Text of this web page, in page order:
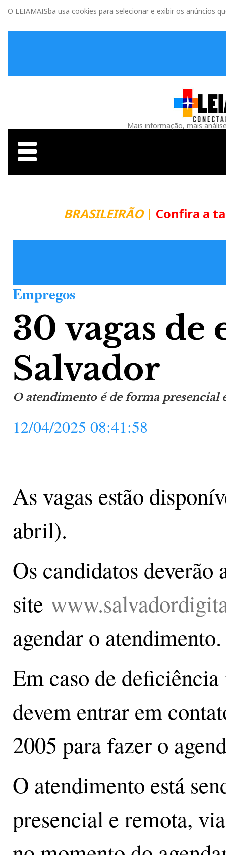
O LEIAMAISba usa cookies para selecionar e exibir os anúncios
Mais informação, mais
BRASILEIRÃO| Confira a
Empregos
30 vagas de
Salvador
O atendimento é de forma presencial
12/04/2025 08:41:58
As vagas estão
abril).
Os candidatos deverão
site
agendar o atendimento.
Em caso de
devem entrar em
2005 para fazer o
O atendimento está
presencial e remota,